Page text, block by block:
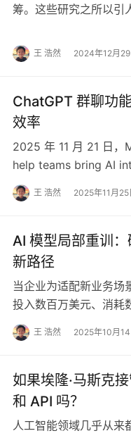
筹。这些研究之所以引
王 浩然 2024年12月29
ChatGPT 群聊功
效率
2025 年 11 月 21 日
help teams bring AI
王 浩然 2025年11月25
AI 模型局部重训
新路径
当企业为适配新业务场
投入数百万美元、消耗
习得的关键能力；而完
王 浩然 2025年10月14
如果埃隆·马斯克
和 API 吗？
人工智能领域几乎从来